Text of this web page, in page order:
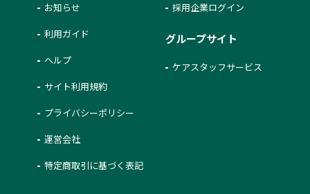
お知らせ
利用ガイド
ヘルプ
サイト利用規約
プライバシーポリシー
運営会社
特定商取引に基づく表記
採用企業ログイン
グループサイト
ケアスタッフサービス